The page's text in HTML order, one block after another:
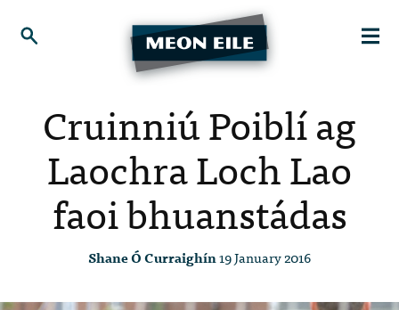
Cruinniú Poiblí ag
Laochra Loch Lao
faoi bhuanstádas
Shane Ó Curraighín19 January 2016